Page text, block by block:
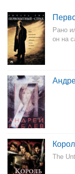
Рано
он на
The